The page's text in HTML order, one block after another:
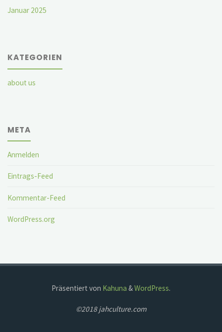
Januar 2025
KATEGORIEN
about us
META
Anmelden
Eintrags-Feed
Kommentar-Feed
WordPress.org
Präsentiert von Kahuna &WordPress.
©2018 jahculture.com